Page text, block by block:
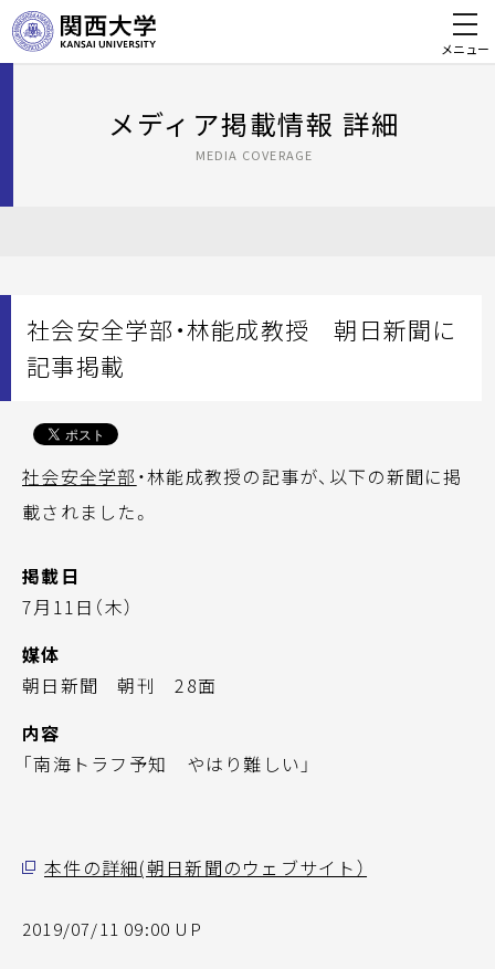
メニュー
メディア掲載情報 詳細
MEDIA COVERAGE
社会安全学部・林能成教授 朝日新聞に
記事掲載
社会安全学部 ・林能成教授の記事が、以下の新聞に掲
載されました。
掲載日
7月11日（木）
媒体
朝日新聞 朝刊 28面
内容
「南海トラフ予知 やはり難しい」
本件の詳細(朝日新聞のウェブサイト）
2019/07/11 09:00 UP